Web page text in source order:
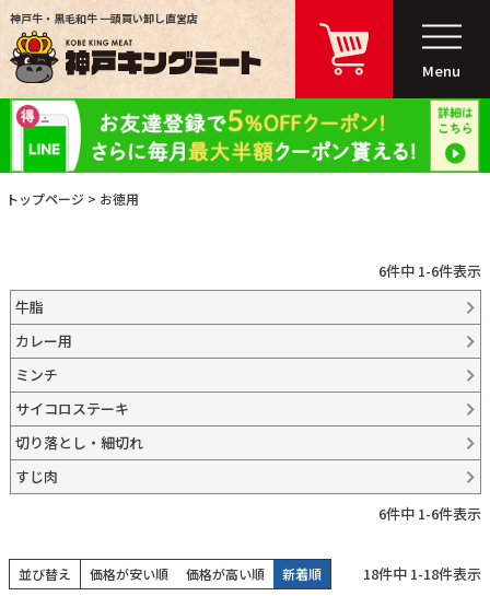
神戸牛・黒毛和牛 一頭買い卸し直営店
Menu
トップページ お徳用
6件中 1-6件表示
牛脂
カレー用
ミンチ
サイコロステーキ
切り落とし・細切れ
すじ肉
6件中 1-6件表示
並び替え 価格が安い順 価格が高い順 新着順 18件中 1-18件表示